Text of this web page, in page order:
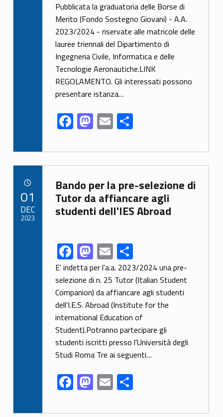
ac
e
b
o
o
k
as
to
d
o
n
m
ai
l
o
n
di
vi
di
Pubblicata la graduatoria delle Borse di
Merito (Fondo Sostegno Giovani) - A.A.
2023/2024 - riservate alle matricole delle
lauree triennali del Dipartimento di
Ingegneria Civile, Informatica e delle
Tecnologie Aeronautiche.LINK
REGOLAMENTO. Gli interessati possono
presentare istanza…
F
ac
e
b
o
o
k
M
as
to
d
o
n
E
m
ai
l
C
o
n
di
vi
di
Link identifier archive #link-archive-33857
Bando per la pre-selezione di
Tutor da affiancare agli
studenti dell'IES Abroad
Link identifier share facebook archive #share-link-archive-1807F
ac
e
b
o
o
k
M
as
to
d
o
n
E
m
ai
l
C
o
n
di
vi
di
E' indetta per l'a.a. 2023/2024 una pre-
selezione di n. 25 Tutor (Italian Student
Companion) da affiancare agli studenti
dell’I.E.S. Abroad (Institute for the
international Education of
Student).Potranno partecipare gli
studenti iscritti presso l'Università degli
Studi Roma Tre ai seguenti…
F
ac
M
as
E
m
C
01
DEC
2023